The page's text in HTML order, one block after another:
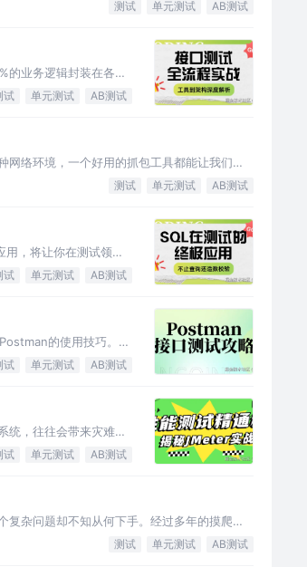
测试 单元测试 AB测试
的业务逻辑封装在各类
试 单元测试 AB测试
络环境，一个好用的抓包工具都能让我们的
测试 单元测试 AB测试
，将让你在测试领域
试 单元测试 AB测试
的使用技巧。
试 单元测试 AB测试
统，往往会带来灾难性
试 单元测试 AB测试
杂问题却不知从何下手。经过多年的摸爬滚
测试 单元测试 AB测试